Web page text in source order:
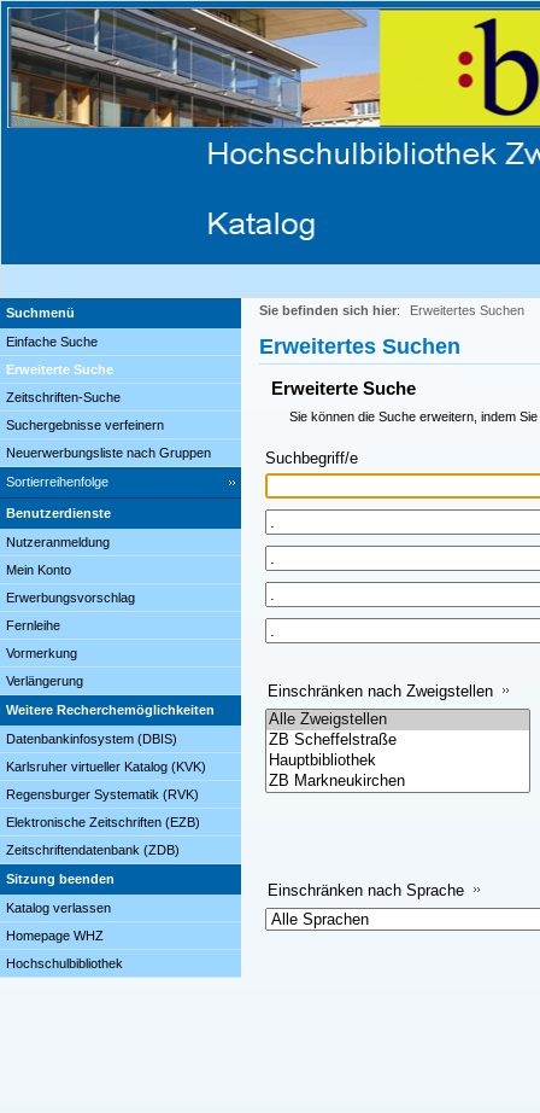
Suchmenü
Einfache Suche
Erweiterte Suche
Zeitschriften-Suche
Suchergebnisse verfeinern
Neuerwerbungsliste nach Gruppen
Sortierreihenfolge
Benutzerdienste
Nutzeranmeldung
Mein Konto
Erwerbungsvorschlag
Fernleihe
Vormerkung
Verlängerung
Weitere Recherchemöglichkeiten
Datenbankinfosystem (DBIS)
Karlsruher virtueller Katalog (KVK)
Regensburger Systematik (RVK)
Elektronische Zeitschriften (EZB)
Zeitschriftendatenbank (ZDB)
Sitzung beenden
Katalog verlassen
Homepage WHZ
Hochschulbibliothek
Sie befinden sich hier: Erweitertes Suchen
Erweitertes Suchen
Erweiterte Suche
Sie können die Suche erweitern, indem
Suchbegriff/e
Einschränken nach Zweigstellen
Einschränken nach Sprache